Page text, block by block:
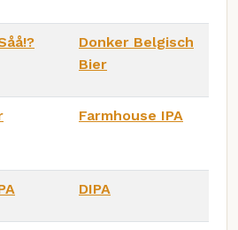
Donker Belgisch
Bier
Farmhouse IPA
DIPA